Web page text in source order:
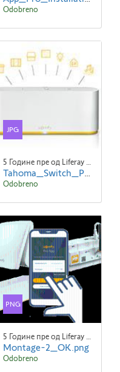
Odobreno
JPG
5 Године пре од Liferay Admin Liferay Admin
Tahoma_Switch_Picto.jpg
Odobreno
PNG
5 Године пре од Liferay Admin Liferay Admin
Montage-2_OK.png
Odobreno